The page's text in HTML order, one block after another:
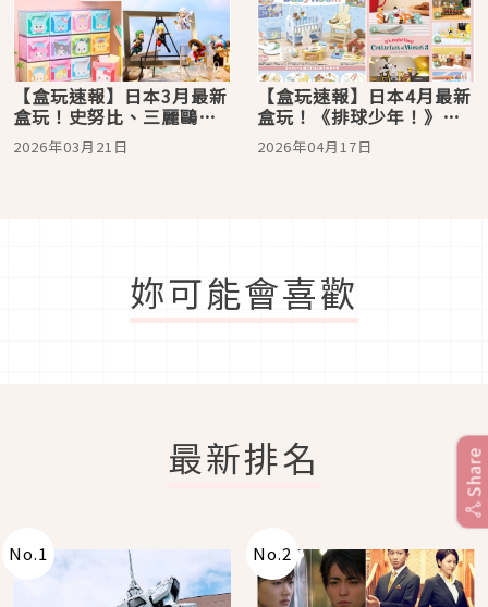
【盒玩速報】日本3月最新
盒玩！史努比、三麗鷗、
寶可夢，還可以把整間客
美多咖啡搬回家
2026年03月21日
【盒玩速報】日本4月最新
盒玩！《排球少年！》粉
絲絕對不能錯過的球員＆
校隊壓克力立牌
2026年04月17日
妳可能會喜歡
最新排名
No.1 No.2
Share